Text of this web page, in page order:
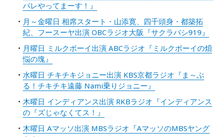
パレやってまーす！』
月～金曜日 相席スタート・山添寛、四千頭身・都築拓
紀、フースーヤ出演 OBCラジオ大阪『サクラバシ919』
月曜日 ミルクボーイ出演 ABCラジオ『ミルクボーイの煩
悩の塊』
水曜日 チキチキジョニー出演 KBS京都ラジオ『ま～ぶ
る！チキチキ遠藤 Nami乗りジョニー』
木曜日 インディアンス出演 RKBラジオ『インディアンス
の『ズじゃなくてス！』
木曜日 Aマッソ出演 MBSラジオ『AマッソのMBSヤング